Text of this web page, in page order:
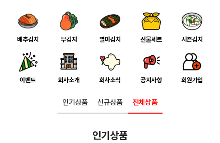
배추김치 무김치 별미김치 선물세트 시즌김치
이벤트 회사소개 회사소식 공지사항 회원가입
인기상품 신규상품 전체상품
인기상품